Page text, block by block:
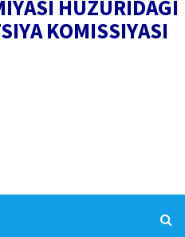
HUZURIDAGI
KOMISSIYASI